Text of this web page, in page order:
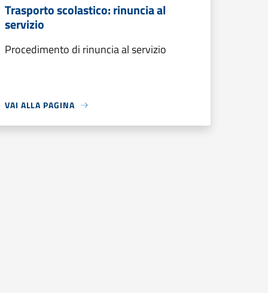
Trasporto scolastico: rinuncia al
servizio
Procedimento di rinuncia al servizio
VAI ALLA PAGINA